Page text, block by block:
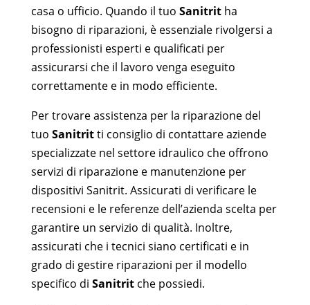
casa o ufficio. Quando il tuo Sanitritha
bisogno di riparazioni, è essenziale rivolgersi a
professionisti esperti e qualificati per
assicurarsi che il lavoro venga eseguito
correttamente e in modo efficiente.
Per trovare assistenza per la riparazione del
tuo Sanitritti consiglio di contattare aziende
specializzate nel settore idraulico che offrono
servizi di riparazione e manutenzione per
dispositivi Sanitrit. Assicurati di verificare le
recensioni e le referenze dell’azienda scelta per
garantire un servizio di qualità. Inoltre,
assicurati che i tecnici siano certificati e in
grado di gestire riparazioni per il modello
specifico di Sanitritche possiedi.